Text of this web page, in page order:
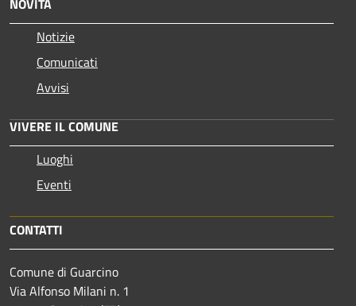
NOVITÀ
Notizie
Comunicati
Avvisi
VIVERE IL COMUNE
Luoghi
Eventi
CONTATTI
Comune di Guarcino
Via Alfonso Milani n. 1